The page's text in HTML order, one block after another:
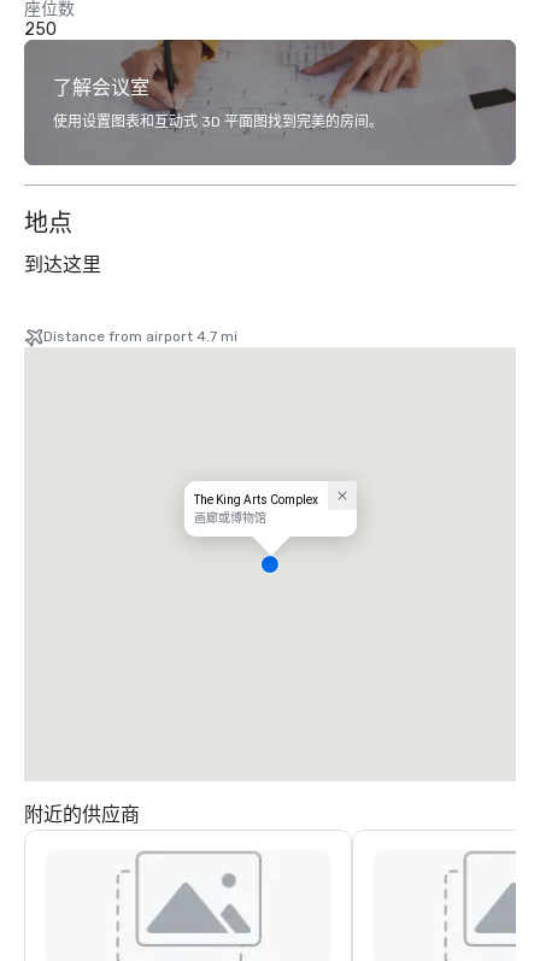
座位数
250
了解会议室
使用设置图表和互动式 3D 平面图找到完美的房间。
地点
到达这里
Distance from airport 4.7 mi
The King Arts Complex
画廊或博物馆
附近的供应商